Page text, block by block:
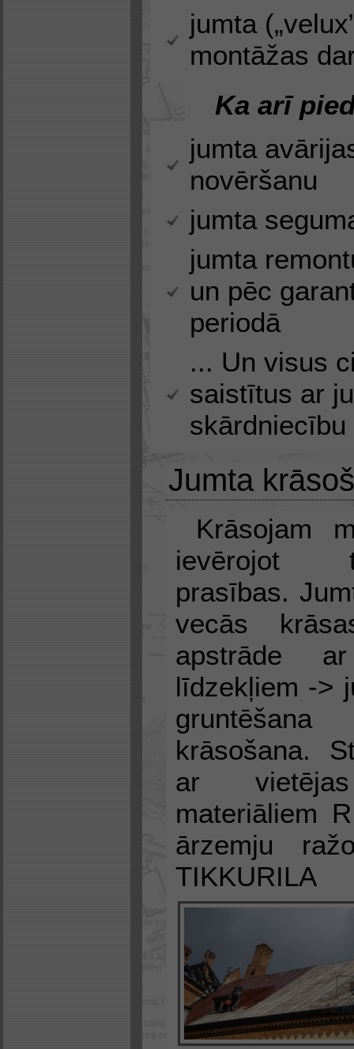
jumta
montāžas
Ka arī
jumta
novēršanu
jumta
jumta
un pēc
periodā
... Un visus
saistītus ar
skārdniecību
Jumta
Krāsojam
ievērojot
prasības.
vecās
apstrāde
līdzekļiem ->
krāsošana.
ar
materiāliem
ārzemju
TIKKURILA